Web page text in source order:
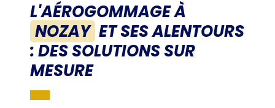
L'AÉROGOMMAGE À
NOZAY ET SES ALENTOURS
: DES SOLUTIONS SUR
MESURE